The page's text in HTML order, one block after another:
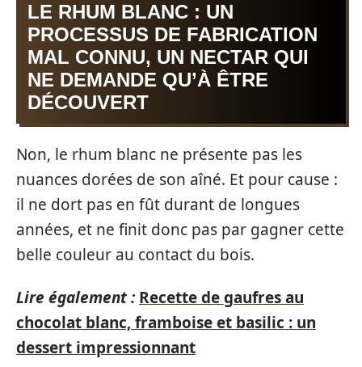
LE RHUM BLANC : UN
PROCESSUS DE FABRICATION
MAL CONNU, UN NECTAR QUI
NE DEMANDE QU’À ÊTRE
DÉCOUVERT
Non, le rhum blanc ne présente pas les
nuances dorées de son aîné. Et pour cause :
il ne dort pas en fût durant de longues
années, et ne finit donc pas par gagner cette
belle couleur au contact du bois.
Lire également : Recette de gaufres au
chocolat blanc, framboise et basilic : un
dessert impressionnant